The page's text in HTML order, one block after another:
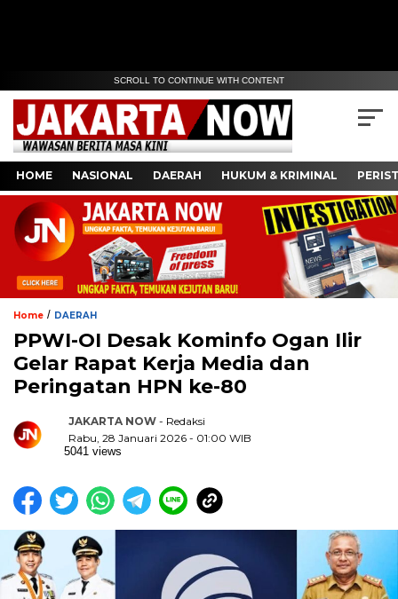
SCROLL TO CONTINUE WITH CONTENT
HOME NASIONAL DAERAH HUKUM & KRIMINAL
Home / DAERAH
PPWI-OI Desak Kominfo Ogan Ilir
Gelar Rapat Kerja Media dan
Peringatan HPN ke-80
JAKARTA NOW - Redaksi
Rabu, 28 Januari 2026 - 01:00 WIB
5041 views